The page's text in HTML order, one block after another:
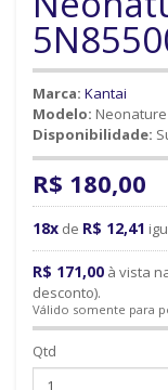
Marca: Kantai
Modelo:
Disponibilidade:
R$ 180,00
18x de R$ 12,41
R$ 171,00 à vista
desconto).
Válido somente para
Qtd